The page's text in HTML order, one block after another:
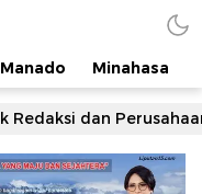
Manado Minahasa
Redaksi dan